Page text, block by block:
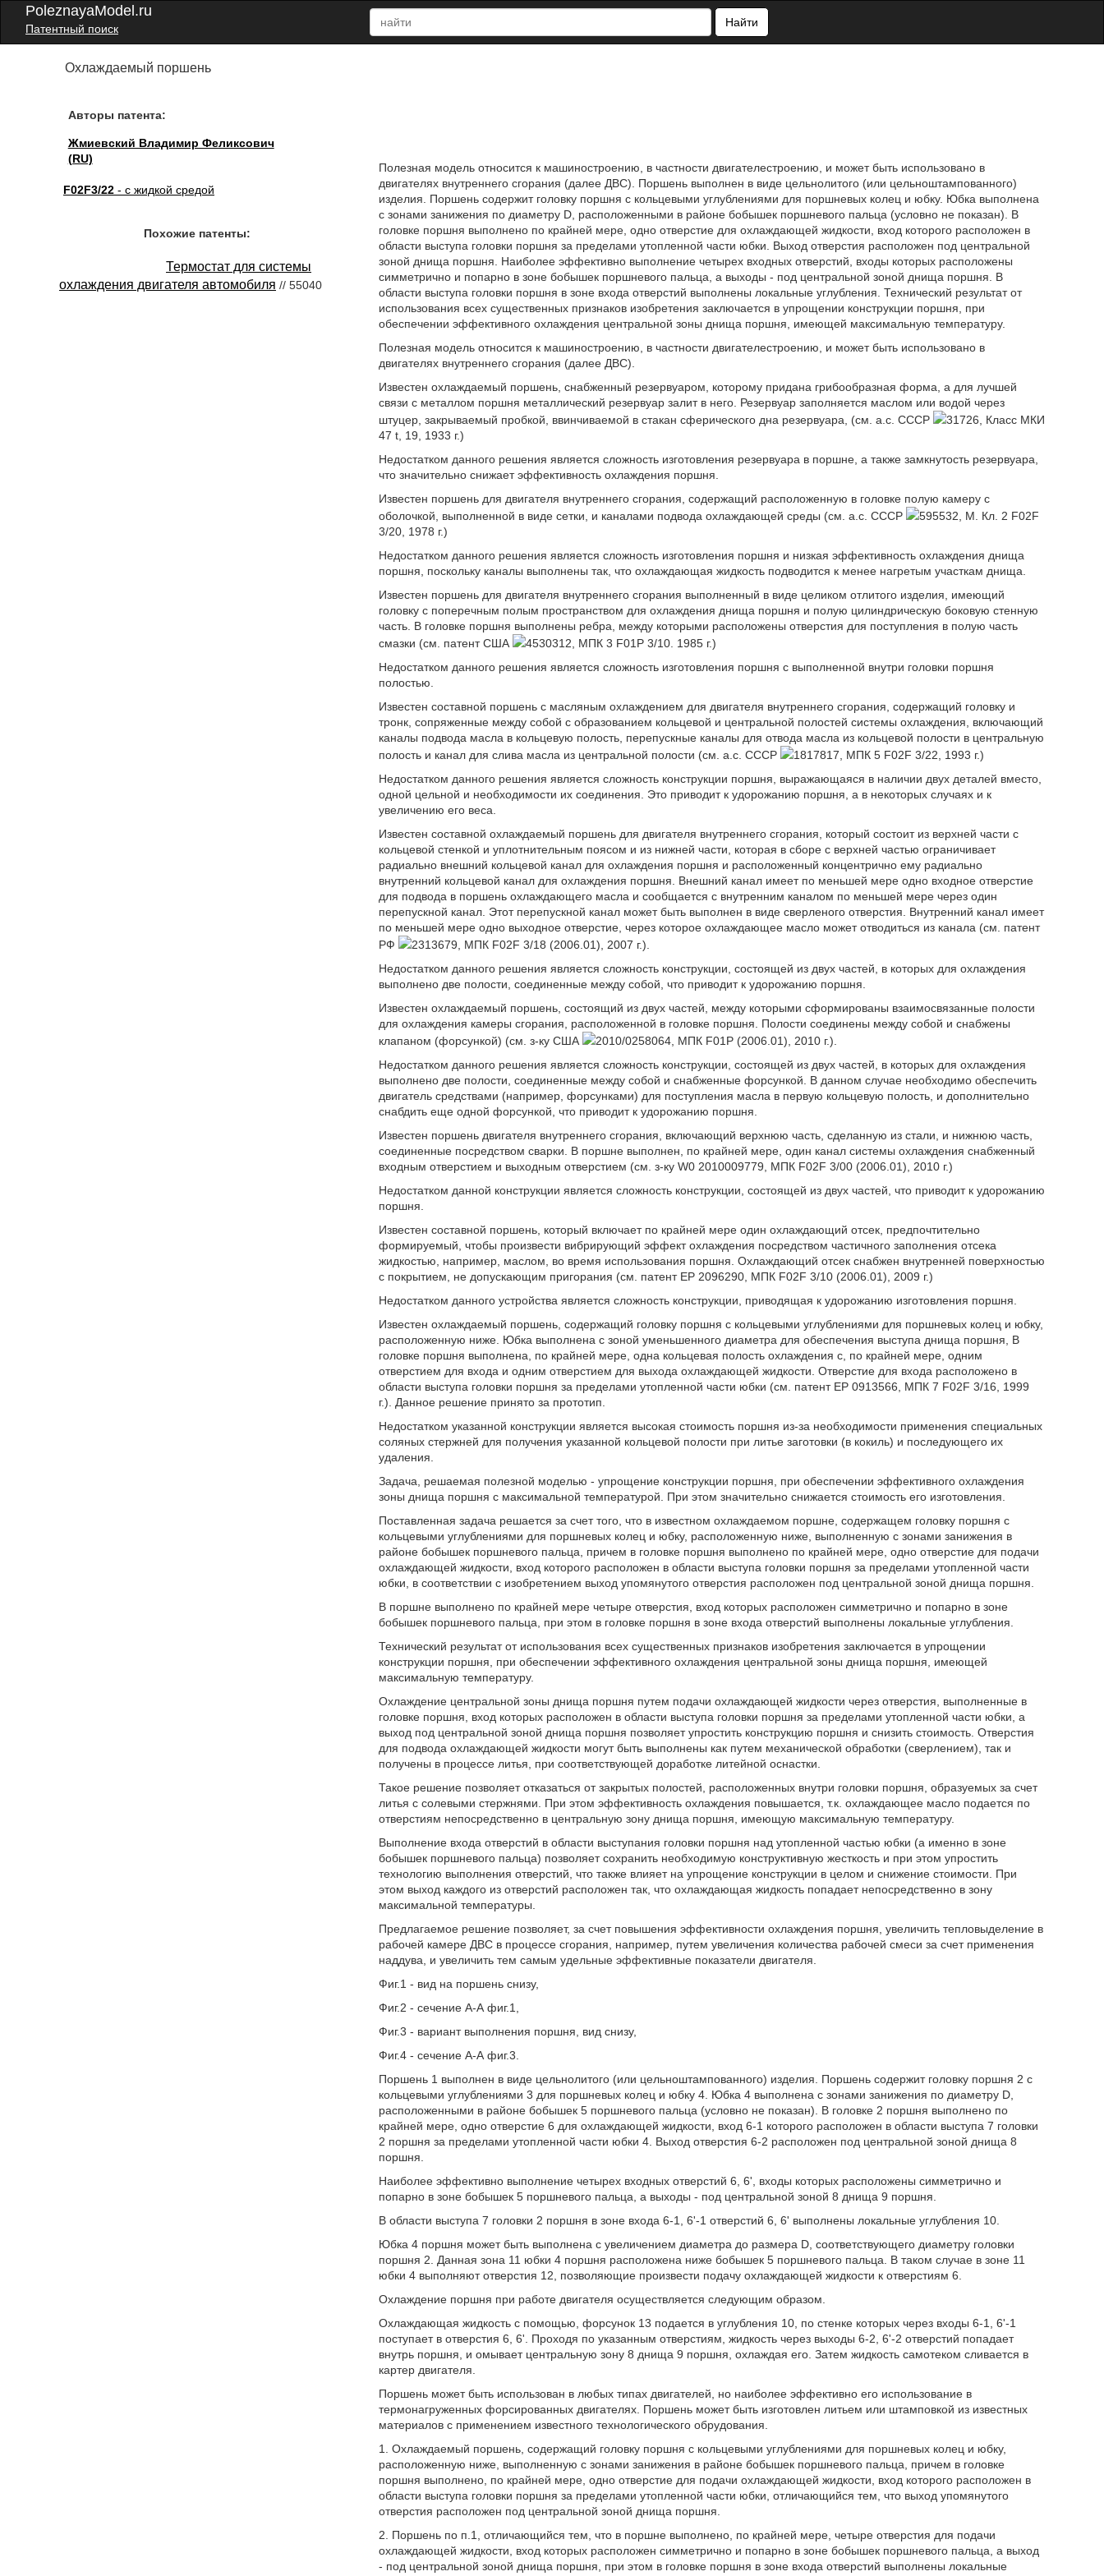
PoleznayaModel.ru
Патентный поиск
Найти
Охлаждаемый поршень
Авторы патента:
Жмиевский Владимир Феликсович
(RU)
F02F3/22 - с жидкой средой
Полезная модель относится к машиностроению, в частности двигателестроению, и может быть использовано в
двигателях внутреннего сгорания (далее ДВС). Поршень выполнен в виде цельнолитого (или цельноштампованного)
изделия. Поршень содержит головку поршня с кольцевыми углублениями для поршневых колец и юбку. Юбка выполнена
с зонами занижения по диаметру D, расположенными в районе бобышек поршневого пальца (условно не показан). В
головке поршня выполнено по крайней мере, одно отверстие для охлаждающей жидкости, вход которого расположен в
области выступа головки поршня за пределами утопленной части юбки. Выход отверстия расположен под центральной
зоной днища поршня. Наиболее эффективно выполнение четырех входных отверстий, входы которых расположены
симметрично и попарно в зоне бобышек поршневого пальца, а выходы - под центральной зоной днища поршня. В
области выступа головки поршня в зоне входа отверстий выполнены локальные углубления. Технический результат от
использования всех существенных признаков изобретения заключается в упрощении конструкции поршня, при
обеспечении эффективного охлаждения центральной зоны днища поршня, имеющей максимальную температуру.
Полезная модель относится к машиностроению, в частности двигателестроению, и может быть использовано в
двигателях внутреннего сгорания (далее ДВС).
Известен охлаждаемый поршень, снабженный резервуаром, которому придана грибообразная форма, а для лучшей
связи с металлом поршня металлический резервуар залит в него. Резервуар заполняется маслом или водой через
штуцер, закрываемый пробкой, ввинчиваемой в стакан сферического дна резервуара, (см. а.с. СССР
31726, Класс МКИ
47 t, 19, 1933 г.)
Недостатком данного решения является сложность изготовления резервуара в поршне, а также замкнутость резервуара,
что значительно снижает эффективность охлаждения поршня.
Известен поршень для двигателя внутреннего сгорания, содержащий расположенную в головке полую камеру с
оболочкой, выполненной в виде сетки, и каналами подвода охлаждающей среды (см. а.с. СССР
595532, М. Кл. 2 F02F
3/20, 1978 г.)
Недостатком данного решения является сложность изготовления поршня и низкая эффективность охлаждения днища
поршня, поскольку каналы выполнены так, что охлаждающая жидкость подводится к менее нагретым участкам днища.
Известен поршень для двигателя внутреннего сгорания выполненный в виде целиком отлитого изделия, имеющий
головку с поперечным полым пространством для охлаждения днища поршня и полую цилиндрическую боковую стенную
часть. В головке поршня выполнены ребра, между которыми расположены отверстия для поступления в полую часть
смазки (см. патент США
4530312, МПК 3 F01P 3/10. 1985 г.)
Недостатком данного решения является сложность изготовления поршня с выполненной внутри головки поршня
полостью.
Известен составной поршень с масляным охлаждением для двигателя внутреннего сгорания, содержащий головку и
тронк, сопряженные между собой с образованием кольцевой и центральной полостей системы охлаждения, включающий
каналы подвода масла в кольцевую полость, перепускные каналы для отвода масла из кольцевой полости в центральную
полость и канал для слива масла из центральной полости (см. а.с. СССР
1817817, МПК 5 F02F 3/22, 1993 г.)
Недостатком данного решения является сложность конструкции поршня, выражающаяся в наличии двух деталей вместо,
одной цельной и необходимости их соединения. Это приводит к удорожанию поршня, а в некоторых случаях и к
увеличению его веса.
Известен составной охлаждаемый поршень для двигателя внутреннего сгорания, который состоит из верхней части с
кольцевой стенкой и уплотнительным поясом и из нижней части, которая в сборе с верхней частью ограничивает
радиально внешний кольцевой канал для охлаждения поршня и расположенный концентрично ему радиально
внутренний кольцевой канал для охлаждения поршня. Внешний канал имеет по меньшей мере одно входное отверстие
для подвода в поршень охлаждающего масла и сообщается с внутренним каналом по меньшей мере через один
перепускной канал. Этот перепускной канал может быть выполнен в виде сверленого отверстия. Внутренний канал имеет
по меньшей мере одно выходное отверстие, через которое охлаждающее масло может отводиться из канала (см. патент
РФ
2313679, МПК F02F 3/18 (2006.01), 2007 г.).
Недостатком данного решения является сложность конструкции, состоящей из двух частей, в которых для охлаждения
выполнено две полости, соединенные между собой, что приводит к удорожанию поршня.
Известен охлаждаемый поршень, состоящий из двух частей, между которыми сформированы взаимосвязанные полости
для охлаждения камеры сгорания, расположенной в головке поршня. Полости соединены между собой и снабжены
клапаном (форсункой) (см. з-ку США
2010/0258064, МПК F01P (2006.01), 2010 г.).
Недостатком данного решения является сложность конструкции, состоящей из двух частей, в которых для охлаждения
выполнено две полости, соединенные между собой и снабженные форсункой. В данном случае необходимо обеспечить
двигатель средствами (например, форсунками) для поступления масла в первую кольцевую полость, и дополнительно
снабдить еще одной форсункой, что приводит к удорожанию поршня.
Известен поршень двигателя внутреннего сгорания, включающий верхнюю часть, сделанную из стали, и нижнюю часть,
соединенные посредством сварки. В поршне выполнен, по крайней мере, один канал системы охлаждения снабженный
входным отверстием и выходным отверстием (см. з-ку W0 2010009779, МПК F02F 3/00 (2006.01), 2010 г.)
Недостатком данной конструкции является сложность конструкции, состоящей из двух частей, что приводит к удорожанию
поршня.
Известен составной поршень, который включает по крайней мере один охлаждающий отсек, предпочтительно
формируемый, чтобы произвести вибрирующий эффект охлаждения посредством частичного заполнения отсека
жидкостью, например, маслом, во время использования поршня. Охлаждающий отсек снабжен внутренней поверхностью
с покрытием, не допускающим пригорания (см. патент ЕР 2096290, МПК F02F 3/10 (2006.01), 2009 г.)
Недостатком данного устройства является сложность конструкции, приводящая к удорожанию изготовления поршня.
Известен охлаждаемый поршень, содержащий головку поршня с кольцевыми углублениями для поршневых колец и юбку,
расположенную ниже. Юбка выполнена с зоной уменьшенного диаметра для обеспечения выступа днища поршня, В
головке поршня выполнена, по крайней мере, одна кольцевая полость охлаждения с, по крайней мере, одним
отверстием для входа и одним отверстием для выхода охлаждающей жидкости. Отверстие для входа расположено в
области выступа головки поршня за пределами утопленной части юбки (см. патент ЕР 0913566, МПК 7 F02F 3/16, 1999
г.). Данное решение принято за прототип.
Недостатком указанной конструкции является высокая стоимость поршня из-за необходимости применения специальных
соляных стержней для получения указанной кольцевой полости при литье заготовки (в кокиль) и последующего их
удаления.
Задача, решаемая полезной моделью - упрощение конструкции поршня, при обеспечении эффективного охлаждения
зоны днища поршня с максимальной температурой. При этом значительно снижается стоимость его изготовления.
Поставленная задача решается за счет того, что в известном охлаждаемом поршне, содержащем головку поршня с
кольцевыми углублениями для поршневых колец и юбку, расположенную ниже, выполненную с зонами занижения в
районе бобышек поршневого пальца, причем в головке поршня выполнено по крайней мере, одно отверстие для подачи
охлаждающей жидкости, вход которого расположен в области выступа головки поршня за пределами утопленной части
юбки, в соответствии с изобретением выход упомянутого отверстия расположен под центральной зоной днища поршня.
В поршне выполнено по крайней мере четыре отверстия, вход которых расположен симметрично и попарно в зоне
бобышек поршневого пальца, при этом в головке поршня в зоне входа отверстий выполнены локальные углубления.
Технический результат от использования всех существенных признаков изобретения заключается в упрощении
конструкции поршня, при обеспечении эффективного охлаждения центральной зоны днища поршня, имеющей
максимальную температуру.
Охлаждение центральной зоны днища поршня путем подачи охлаждающей жидкости через отверстия, выполненные в
головке поршня, вход которых расположен в области выступа головки поршня за пределами утопленной части юбки, а
выход под центральной зоной днища поршня позволяет упростить конструкцию поршня и снизить стоимость. Отверстия
для подвода охлаждающей жидкости могут быть выполнены как путем механической обработки (сверлением), так и
получены в процессе литья, при соответствующей доработке литейной оснастки.
Такое решение позволяет отказаться от закрытых полостей, расположенных внутри головки поршня, образуемых за счет
литья с солевыми стержнями. При этом эффективность охлаждения повышается, т.к. охлаждающее масло подается по
отверстиям непосредственно в центральную зону днища поршня, имеющую максимальную температуру.
Выполнение входа отверстий в области выступания головки поршня над утопленной частью юбки (а именно в зоне
бобышек поршневого пальца) позволяет сохранить необходимую конструктивную жесткость и при этом упростить
технологию выполнения отверстий, что также влияет на упрощение конструкции в целом и снижение стоимости. При
этом выход каждого из отверстий расположен так, что охлаждающая жидкость попадает непосредственно в зону
максимальной температуры.
Предлагаемое решение позволяет, за счет повышения эффективности охлаждения поршня, увеличить тепловыделение в
рабочей камере ДВС в процессе сгорания, например, путем увеличения количества рабочей смеси за счет применения
наддува, и увеличить тем самым удельные эффективные показатели двигателя.
Фиг.1 - вид на поршень снизу,
Фиг.2 - сечение А-А фиг.1,
Фиг.3 - вариант выполнения поршня, вид снизу,
Фиг.4 - сечение А-А фиг.3.
Поршень 1 выполнен в виде цельнолитого (или цельноштампованного) изделия. Поршень содержит головку поршня 2 с
кольцевыми углублениями 3 для поршневых колец и юбку 4. Юбка 4 выполнена с зонами занижения по диаметру D,
расположенными в районе бобышек 5 поршневого пальца (условно не показан). В головке 2 поршня выполнено по
крайней мере, одно отверстие 6 для охлаждающей жидкости, вход 6-1 которого расположен в области выступа 7 головки
2 поршня за пределами утопленной части юбки 4. Выход отверстия 6-2 расположен под центральной зоной днища 8
поршня.
Наиболее эффективно выполнение четырех входных отверстий 6, 6', входы которых расположены симметрично и
попарно в зоне бобышек 5 поршневого пальца, а выходы - под центральной зоной 8 днища 9 поршня.
В области выступа 7 головки 2 поршня в зоне входа 6-1, 6'-1 отверстий 6, 6' выполнены локальные углубления 10.
Юбка 4 поршня может быть выполнена с увеличением диаметра до размера D, соответствующего диаметру головки
поршня 2. Данная зона 11 юбки 4 поршня расположена ниже бобышек 5 поршневого пальца. В таком случае в зоне 11
юбки 4 выполняют отверстия 12, позволяющие произвести подачу охлаждающей жидкости к отверстиям 6.
Охлаждение поршня при работе двигателя осуществляется следующим образом.
Охлаждающая жидкость с помощью, форсунок 13 подается в углубления 10, по стенке которых через входы 6-1, 6'-1
поступает в отверстия 6, 6'. Проходя по указанным отверстиям, жидкость через выходы 6-2, 6'-2 отверстий попадает
внутрь поршня, и омывает центральную зону 8 днища 9 поршня, охлаждая его. Затем жидкость самотеком сливается в
картер двигателя.
Поршень может быть использован в любых типах двигателей, но наиболее эффективно его использование в
термонагруженных форсированных двигателях. Поршень может быть изготовлен литьем или штамповкой из известных
материалов с применением известного технологического обрудования.
1. Охлаждаемый поршень, содержащий головку поршня с кольцевыми углублениями для поршневых колец и юбку,
расположенную ниже, выполненную с зонами занижения в районе бобышек поршневого пальца, причем в головке
поршня выполнено, по крайней мере, одно отверстие для подачи охлаждающей жидкости, вход которого расположен в
области выступа головки поршня за пределами утопленной части юбки, отличающийся тем, что выход упомянутого
отверстия расположен под центральной зоной днища поршня.
2. Поршень по п.1, отличающийся тем, что в поршне выполнено, по крайней мере, четыре отверстия для подачи
охлаждающей жидкости, вход которых расположен симметрично и попарно в зоне бобышек поршневого пальца, а выход
- под центральной зоной днища поршня, при этом в головке поршня в зоне входа отверстий выполнены локальные
Похожие патенты:
Термостат для системы
охлаждения двигателя автомобиля // 55040